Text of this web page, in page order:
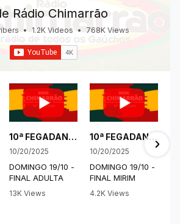
Rádio Chimarrão
• 1.2K Videos • 768K Views
10ª FEGADAN - 2025
10/20/2025
DOMINGO 19/10 -
FINAL ADULTA
13K Views
10ª FEGADAN - 2025
10/20/2025
DOMINGO 19/10 -
FINAL MIRIM
4.2K Views